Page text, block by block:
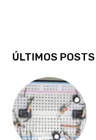
ÚLTIMOS POSTS